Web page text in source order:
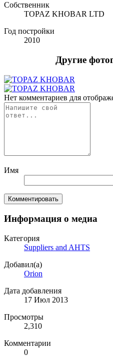
Собственник
TOPAZ KHOBAR LTD
Год постройки
2010
Другие
Нет комментариев для
Имя
Комментировать
Информация о медиа
Категория
Suppliers and AHTS
Добавил(а)
Orion
Дата добавления
17 Июл 2013
Просмотры
2,310
Комментарии
0